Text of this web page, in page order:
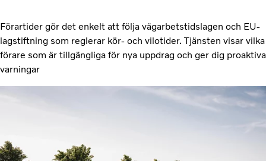
Förartider gör det enkelt att följa vägarbetstidslagen och EU-
lagstiftning som reglerar kör- och vilotider. Tjänsten visar vilka
förare som är tillgängliga för nya uppdrag och ger dig proaktiva
varningar